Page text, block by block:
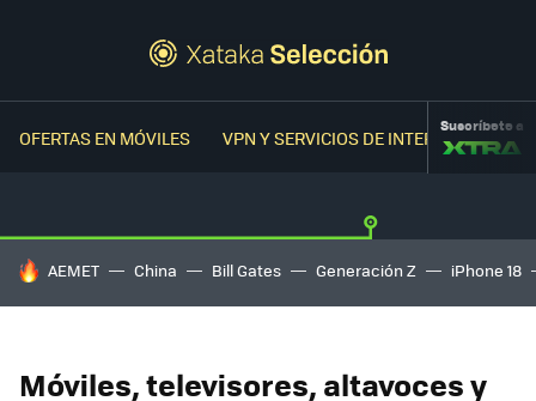
OFERTAS EN MÓVILES VPN Y SERVICIOS DE INTERNETSuscríbete a
HOY SE HABLA DE
AEMET China Bill Gates Generación Z iPhone 18
Móviles, televisores, altavoces y